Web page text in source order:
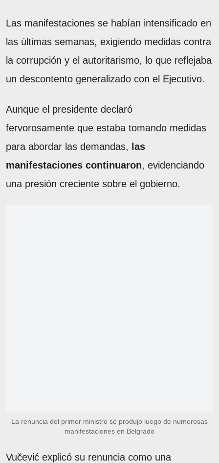
Las manifestaciones se habían intensificado en
las últimas semanas, exigiendo medidas contra
la corrupción y el autoritarismo, lo que reflejaba
un descontento generalizado con el Ejecutivo.
Aunque el presidente declaró
fervorosamente que estaba tomando medidas
para abordar las demandas,
las
manifestaciones continuaron, evidenciando
una presión creciente sobre el gobierno.
La renuncia del primer ministro se produjo luego de numerosas
manifestaciones en Belgrado
Vučević explicó su renuncia como una